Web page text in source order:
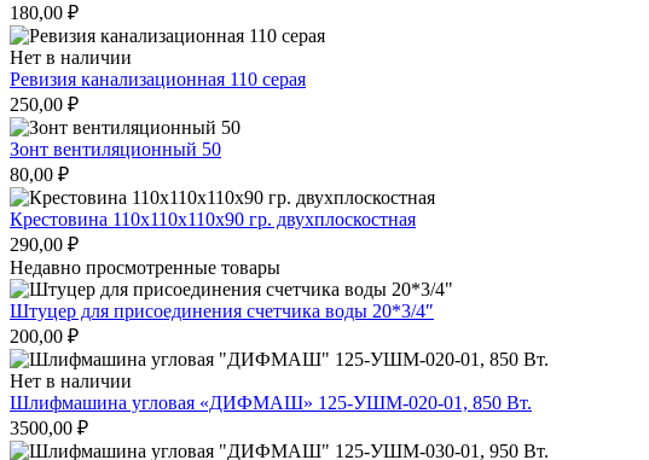
180,00 ₽
Нет в наличии
Ревизия канализационная 110 серая
250,00 ₽
Зонт вентиляционный 50
80,00 ₽
Крестовина 110х110х110х90 гр. двухплоскостная
290,00 ₽
Недавно просмотренные товары
Штуцер для присоединения счетчика воды 20*3/4″
200,00 ₽
Нет в наличии
Шлифмашина угловая «ДИФМАШ» 125-УШМ-020-01, 850 Вт.
3500,00 ₽